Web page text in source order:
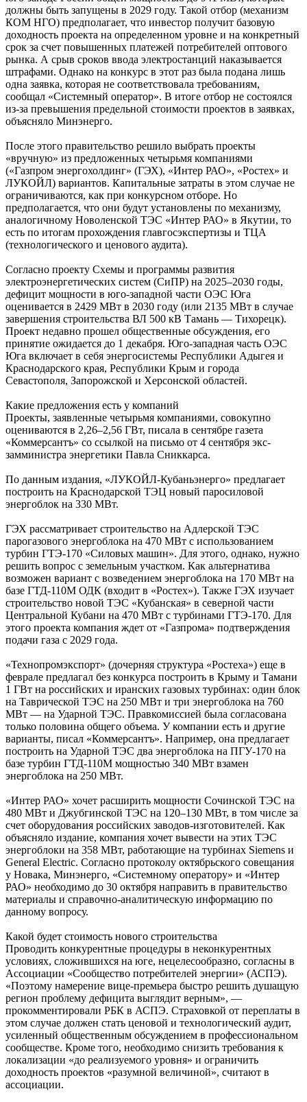
должны быть запущены в 2029 году. Такой отбор (механизм
КОМ НГО) предполагает, что инвестор получит базовую
доходность проекта на определенном уровне и на конкретный
срок за счет повышенных платежей потребителей оптового
рынка. А срыв сроков ввода электростанций наказывается
штрафами. Однако на конкурс в этот раз была подана лишь
одна заявка, которая не соответствовала требованиям,
сообщал «Системный оператор». В итоге отбор не состоялся
из-за превышения предельной стоимости проектов в заявках,
объясняло Минэнерго.
После этого правительство решило выбрать проекты
«вручную» из предложенных четырьмя компаниями
(«Газпром энергохолдинг» (ГЭХ), «Интер РАО», «Ростех» и
ЛУКОЙЛ) вариантов. Капитальные затраты в этом случае не
ограничиваются, как при конкурсном отборе. Но
предполагается, что они будут установлены по механизму,
аналогичному Новоленской ТЭС «Интер РАО» в Якутии, то
есть по итогам прохождения главгосэкспертизы и ТЦА
(технологического и ценового аудита).
Согласно проекту Схемы и программы развития
электроэнергетических систем (СиПР) на 2025–2030 годы,
дефицит мощности в юго-западной части ОЭС Юга
оценивается в 2429 МВт в 2030 году (или 2135 МВт в случае
завершения строительства ВЛ 500 кВ Тамань — Тихорецк).
Проект недавно прошел общественные обсуждения, его
принятие ожидается до 1 декабря. Юго-западная часть ОЭС
Юга включает в себя энергосистемы Республики Адыгея и
Краснодарского края, Республики Крым и города
Севастополя, Запорожской и Херсонской областей.
Какие предложения есть у компаний
Проекты, заявленные четырьмя компаниями, совокупно
оцениваются в 2,26–2,56 ГВт, писала в сентябре газета
«Коммерсантъ» со ссылкой на письмо от 4 сентября экс-
замминистра энергетики Павла Сниккарса.
По данным издания, «ЛУКОЙЛ-Кубаньэнерго» предлагает
построить на Краснодарской ТЭЦ новый паросиловой
энергоблок на 330 МВт.
ГЭХ рассматривает строительство на Адлерской ТЭС
парогазового энергоблока на 470 МВт с использованием
турбин ГТЭ-170 «Силовых машин». Для этого, однако, нужно
решить вопрос с земельным участком. Как альтернатива
возможен вариант с возведением энергоблока на 170 МВт на
базе ГТД-110М ОДК (входит в «Ростех»). Также ГЭХ изучает
строительство новой ТЭС «Кубанская» в северной части
Центральной Кубани на 470 МВт с турбинами ГТЭ-170. Для
этого проекта компания ждет от «Газпрома» подтверждения
подачи газа с 2029 года.
«Технопромэкспорт» (дочерняя структура «Ростеха») еще в
феврале предлагал без конкурса построить в Крыму и Тамани
1 ГВт на российских и иранских газовых турбинах: один блок
на Таврической ТЭС на 250 МВт и три энергоблока на 760
МВт — на Ударной ТЭС. Правкомиссией была согласована
только половина общего объема. У компании есть и другие
варианты, писал «Коммерсантъ». Например, она предлагает
построить на Ударной ТЭС два энергоблока на ПГУ-170 на
базе турбин ГТД-110М мощностью 340 МВт взамен
энергоблока на 250 МВт.
«Интер РАО» хочет расширить мощности Сочинской ТЭС на
480 МВт и Джубгинской ТЭС на 120–130 МВт, в том числе за
счет оборудования российских заводов-изготовителей. Как
объясняло издание, компания хочет вывести на этих ТЭС
энергоблоки на 358 МВт, работающие на турбинах Siemens и
General Electric. Согласно протоколу октябрьского совещания
у Новака, Минэнерго, «Системному оператору» и «Интер
РАО» необходимо до 30 октября направить в правительство
материалы и справочно-аналитическую информацию по
данному вопросу.
Какой будет стоимость нового строительства
Проводить конкурентные процедуры в неконкурентных
условиях, сложившихся на юге, нецелесообразно, согласны в
Ассоциации «Сообщество потребителей энергии» (АСПЭ).
«Поэтому намерение вице-премьера быстро решить душащую
регион проблему дефицита выглядит верным», —
прокомментировали РБК в АСПЭ. Страховкой от переплаты в
этом случае должен стать ценовой и технологический аудит,
усиленный общественным обсуждением в профессиональном
сообществе. Кроме того, необходимо снизить требования к
локализации «до реализуемого уровня» и ограничить
доходность проектов «разумной величиной», считают в
ассоциации.